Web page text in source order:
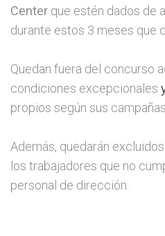
Center que estén dados de
durante estos 3 meses que
Quedan fuera del concurso
condiciones excepcionales
propios según sus campañas.
Además, quedarán
los trabajadores que no
personal de dirección.